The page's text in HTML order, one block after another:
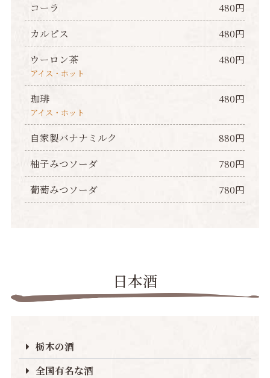
コーラ
480円
カルピス
480円
ウーロン茶
480円
アイス・ホット
珈琲 480円
アイス・ホット
自家製バナナミルク
880円
柚子みつソーダ
780円
葡萄みつソーダ
780円
日本酒
栃木の酒
全国有名な酒